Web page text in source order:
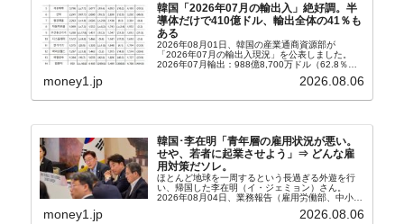
韓国「2026年07月の輸出入」絶好調。半
導体だけで410億ドル、輸出全体の41％も
ある
2026年08月01日、韓国の産業通商資源部が
「2026年07月の輸出入現況」を公表しました。
2026年07月輸出：988億8,700万ドル（62.8％）
money1.jp 2026.08.06
韓国･李在明「青年層の雇用状況が悪い。
せや、若者に起業させよう」⇒ どんな雇
用対策だソレ。
ほとんど地球を一周するという長過ぎる外遊を行
い、帰国した李在明（イ・ジェミョン）さん。
2026年08月04日、業務報告（雇用労働部、中小ベ
ンチャー企業部、公正取引委員会）を主催。この席
上、韓国大統領に成りおおせた李在明（イ・ジェミ
money1.jp 2026.08.06